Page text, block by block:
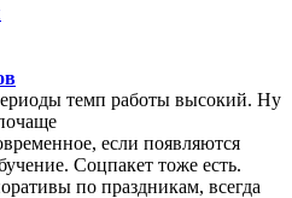
темп работы высокий. Ну
если появляются
Соцпакет тоже есть.
по праздникам, всегда